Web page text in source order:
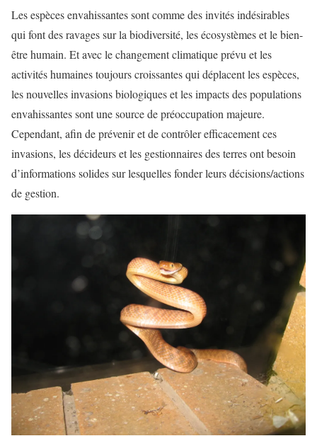
Les espèces envahissantes sont comme des invités indésirables
qui font des ravages sur la biodiversité, les écosystèmes et le bien-
être humain. Et avec le changement climatique prévu et les
activités humaines toujours croissantes qui déplacent les espèces,
les nouvelles invasions biologiques et les impacts des populations
envahissantes sont une source de préoccupation majeure.
Cependant, afin de prévenir et de contrôler efficacement ces
invasions, les décideurs et les gestionnaires des terres ont besoin
d’informations solides sur lesquelles fonder leurs décisions/actions
de gestion.